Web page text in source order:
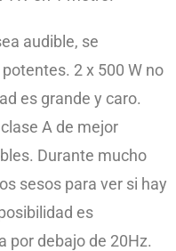
audible, se
2 x 500 W no
es grande y caro.
A de mejor
Durante mucho
sesos para ver si hay
es
por debajo de 20Hz.